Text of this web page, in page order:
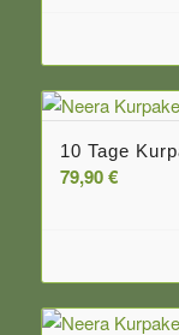
10 Tage
79,90€